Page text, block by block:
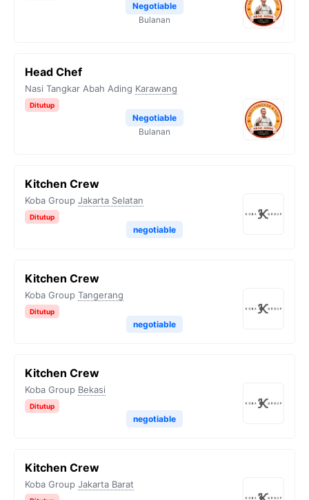
Negotiable
Bulanan
Head Chef
Nasi Tangkar Abah Ading Karawang
Ditutup
Negotiable
Bulanan
Kitchen Crew
Koba Group Jakarta Selatan
Ditutup
negotiable
Kitchen Crew
Koba Group Tangerang
Ditutup
negotiable
Kitchen Crew
Koba Group Bekasi
Ditutup
negotiable
Kitchen Crew
Koba Group Jakarta Barat